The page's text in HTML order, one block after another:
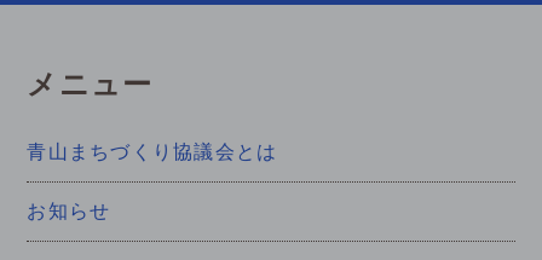
メニュー
青山まちづくり協議会とは
お知らせ